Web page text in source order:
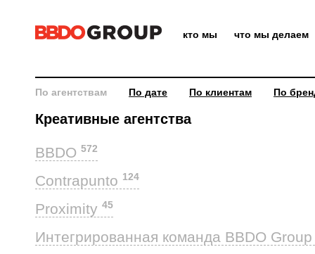
кто мы что мы делаем
По агентствам По дате По клиентам По
Креативные агентства
BBDO 572
Contrapunto 124
Proximity 45
Интегрированная команда BBDO